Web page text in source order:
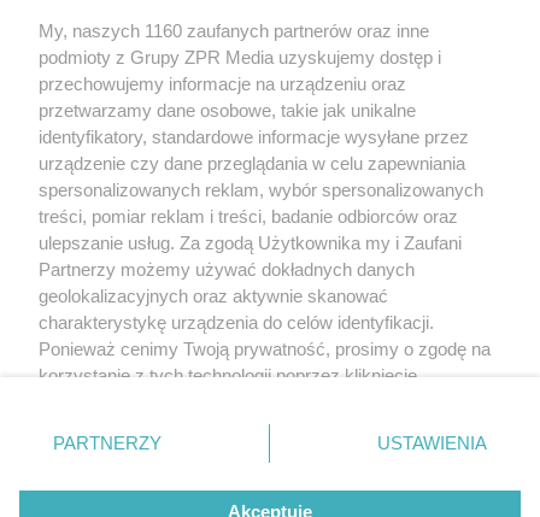
Żaden utwór zamieszczony w serwisie nie może być powielany i
rozpowszechniany lub dalej rozpowszechniany w jakikolwiek sposób (w
tym także elektroniczny lub mechaniczny) na jakimkolwiek polu
eksploatacji w jakiejkolwiek formie, włącznie z umieszczaniem w Internecie
bez pisemnej zgody właściciela praw. Jakiekolwiek użycie lub
wykorzystanie utworów w całości lub w części z naruszeniem prawa, tzn.
bez właściwej zgody, jest zabronione pod groźbą kary i może być ścigane
prawnie.
O nas
My, naszych 1160 zaufanych partnerów oraz inne
podmioty z Grupy ZPR Media uzyskujemy dostęp i
przechowujemy informacje na urządzeniu oraz
przetwarzamy dane osobowe, takie jak unikalne
identyfikatory, standardowe informacje wysyłane przez
urządzenie czy dane przeglądania w celu zapewniania
spersonalizowanych reklam, wybór spersonalizowanych
treści, pomiar reklam i treści, badanie odbiorców oraz
ulepszanie usług. Za zgodą Użytkownika my i Zaufani
Partnerzy możemy używać dokładnych danych
geolokalizacyjnych oraz aktywnie skanować
charakterystykę urządzenia do celów identyfikacji.
Ponieważ cenimy Twoją prywatność, prosimy o zgodę na
korzystanie z tych technologii poprzez kliknięcie
zmienić/wycofać klikając przycisk ustawień prywatności
znajdujący się w lewym dolnym rogu strony
rodzaje przetwarzania danych nie wymagają zgody
użytkownika, ale masz prawo sprzeciwić się takiemu
PARTNERZY USTAWIENIA
Akceptuję